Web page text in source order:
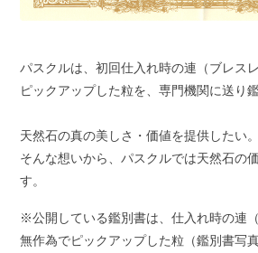
パスクルは、初回仕入れ時の連（ブレス
ピックアップした粒を、専門機関に送り
天然石の真の美しさ・価値を提供したい。
そんな想いから、パスクルでは天然石の
す。
※公開している鑑別書は、仕入れ時の連
無作為でピックアップした粒（鑑別書写